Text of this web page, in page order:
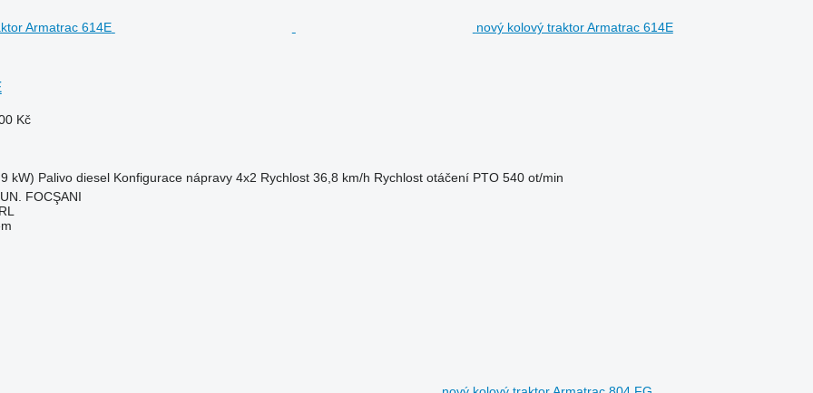
nový kolový traktor Armatrac 614E
Kč
kW) Palivo diesel Konfigurace nápravy 4x2 Rychlost 36,8 km/h Rychlost otáčení PTO 540 ot/min
FOCŞANI